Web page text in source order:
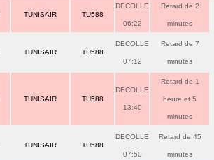
TUNISAIR TU588
DECOLLE
06:22
Retard de 2
minutes
TUNISAIR TU588
DECOLLE
07:12
Retard de 7
minutes
TUNISAIR TU588
DECOLLE
13:40
Retard de 1
heure et 5
minutes
TUNISAIR TU588
DECOLLE
07:50
Retard de 45
minutes